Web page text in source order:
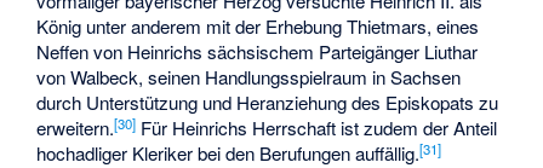
König unter anderem mit der Erhebung Thietmars, eines
Neffen von Heinrichs sächsischem Parteigänger Liuthar
von Walbeck, seinen Handlungsspielraum in Sachsen
durch Unterstützung und Heranziehung des Episkopats zu
erweitern.[30] Für Heinrichs Herrschaft ist zudem der Anteil
hochadliger Kleriker bei den Berufungen auffällig.[31]